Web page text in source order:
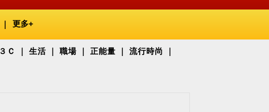
更多+
３Ｃ 生活 職場 正能量 流行時尚